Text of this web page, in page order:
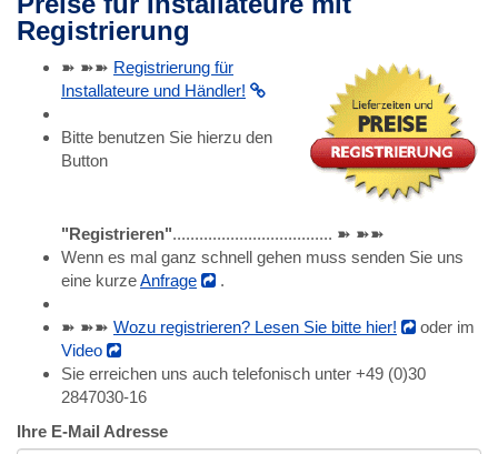
Registrierung
➽ ➽➽ Registrierung für
Installateure und Händler!
Bitte benutzen Sie hierzu den
Button
"Registrieren".................................... ➽ ➽➽
Wenn es mal ganz schnell gehen muss senden Sie uns
eine kurzeAnfrage .
➽ ➽➽ Wozu registrieren? Lesen Sie bitte hier!
oder im
Video
Sie erreichen uns auch telefonisch unter +49 (0)30
2847030-16
Ihre E-Mail Adresse